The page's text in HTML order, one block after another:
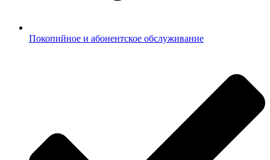
Покопийное и абонентское обслуживание